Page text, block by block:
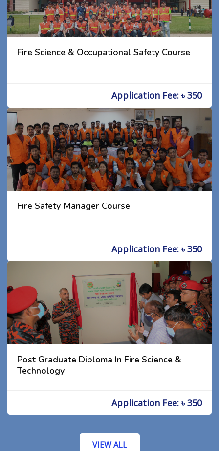
Fire Science & Occupational Safety Course
Application Fee: ৳ 350
Fire Safety Manager Course
Application Fee: ৳ 350
Post Graduate Diploma In Fire Science &
Technology
Application Fee: ৳ 350
VIEW ALL